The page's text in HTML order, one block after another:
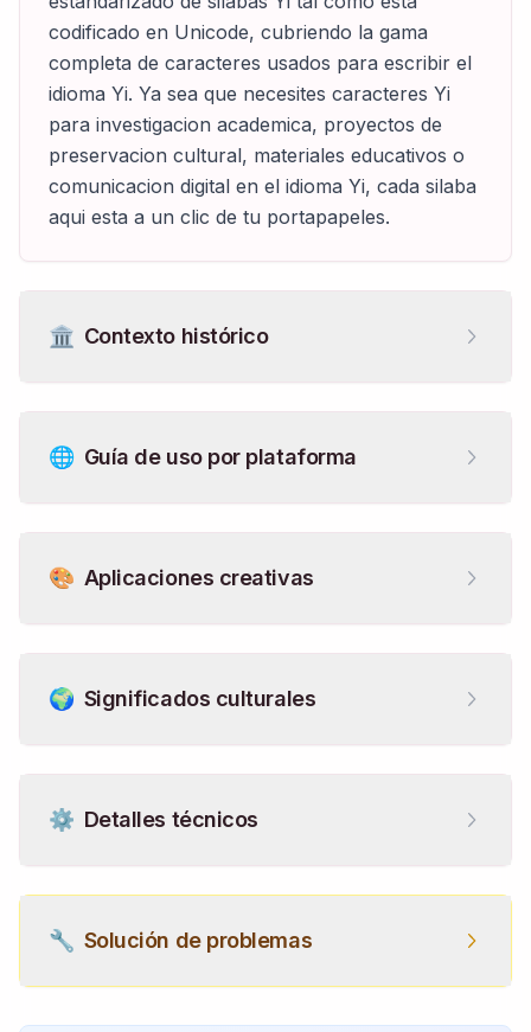
codificado en Unicode, cubriendo la gama
completa de caracteres usados para escribir el
idioma Yi. Ya sea que necesites caracteres Yi
para investigacion academica, proyectos de
preservacion cultural, materiales educativos o
comunicacion digital en el idioma Yi, cada silaba
aqui esta a un clic de tu portapapeles.
🏛️ Contexto histórico
🌐 Guía de uso por plataforma
🎨 Aplicaciones creativas
🌍 Significados culturales
⚙️ Detalles técnicos
🔧 Solución de problemas